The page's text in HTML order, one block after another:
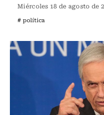
Miércoles 18 de agosto de
# política